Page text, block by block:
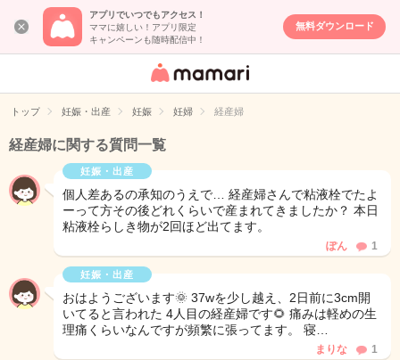
アプリでいつでもアクセス！
ママに嬉しい！アプリ限定
キャンペーンも随時配信中！
無料ダウンロード
女性専用匿名QA
イト
トップ 妊娠・出産 妊娠 妊婦 経産婦
経産婦に関する質問一覧
妊娠・出産
個人差あるの承知のうえで… 経産婦さんで粘液栓でたよ
ーって方その後どれくらいで産まれてきましたか？ 本日
粘液栓らしき物が2回ほど出てます。
ぽん 1
妊娠・出産
おはようございます🌞 37wを少し越え、2日前に3cm開
いてると言われた 4人目の経産婦です🌻 痛みは軽めの生
理痛くらいなんですが頻繁に張ってます。 寝…
まりな 1